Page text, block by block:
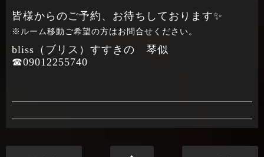
皆様からのご予約、お待ちしております✨
※ルーム移動ご希望の方はお問合せください。
bliss（ブリス）すすきの 琴似
☎09012255740